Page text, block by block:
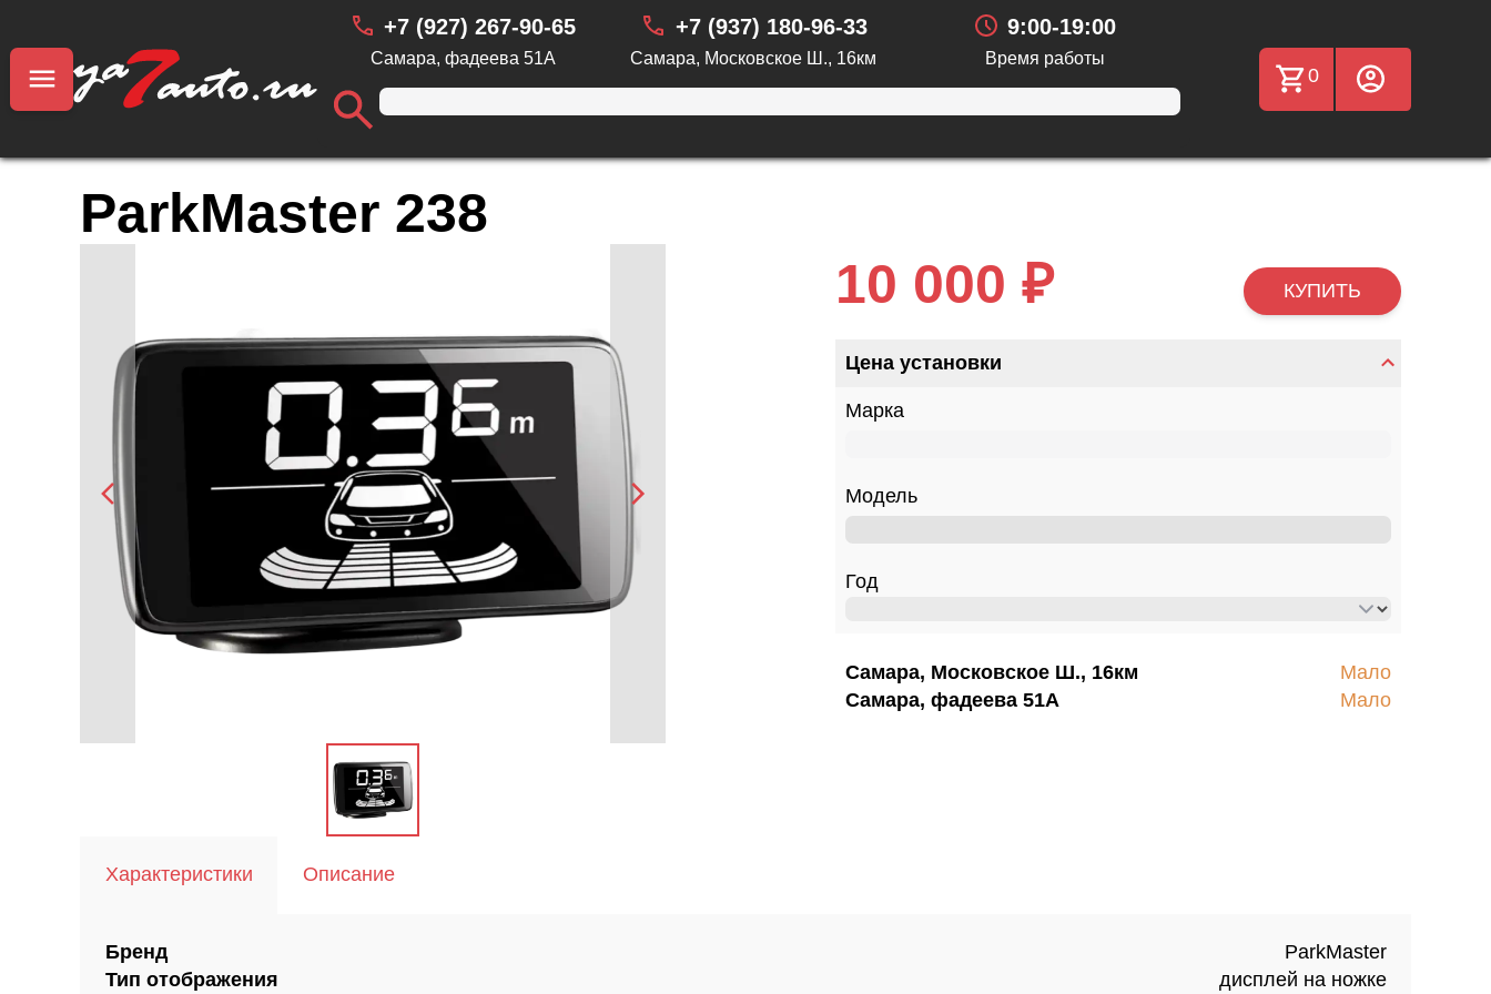
+7 (927) 267-90-65
Самара, фадеева 51А
+7 (937) 180-96-33
Самара, Московское Ш., 16км
9:00-19:00
Время работы
0
ParkMaster 238
10 000 ₽
КУПИТЬ
Цена установки
Марка
Модель
Год
Самара, Московское Ш., 16км
Мало
Самара, фадеева 51А
Мало
Характеристики Описание
Бренд
ParkMaster
Тип отображения
дисплей на ножке